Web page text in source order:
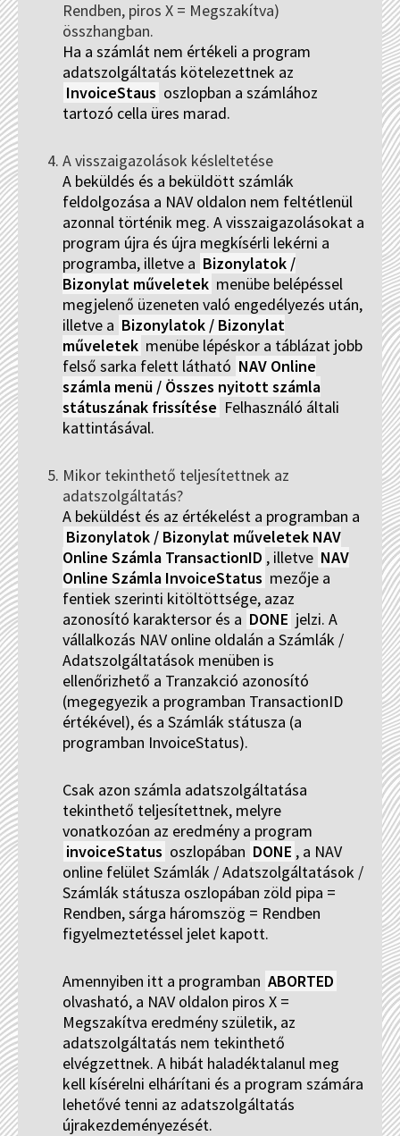
Rendben, piros X = Megszakítva)
összhangban.
Ha a számlát nem értékeli a program
adatszolgáltatás kötelezettnek az
InvoiceStaus oszlopban a számlához
tartozó cella üres marad.
A visszaigazolások késleltetése
A beküldés és a beküldött számlák
feldolgozása a NAV oldalon nem feltétlenül
azonnal történik meg. A visszaigazolásokat a
program újra és újra megkísérli lekérni a
programba, illetve a Bizonylatok /
Bizonylat műveletek menübe belépéssel
megjelenő üzeneten való engedélyezés után,
illetve a Bizonylatok / Bizonylat
műveletek menübe lépéskor a táblázat jobb
felső sarka felett látható NAV Online
számla menü / Összes nyitott számla
státuszának frissítése Felhasználó általi
kattintásával.
Mikor tekinthető teljesítettnek az
adatszolgáltatás?
A beküldést és az értékelést a programban a
Bizonylatok / Bizonylat műveletek NAV
Online Számla TransactionID , illetve NAV
Online Számla InvoiceStatus mezője a
fentiek szerinti kitöltöttsége, azaz
azonosító karaktersor és a DONE jelzi. A
vállalkozás NAV online oldalán a Számlák /
Adatszolgáltatások menüben is
ellenőrizhető a Tranzakció azonosító
(megegyezik a programban TransactionID
értékével), és a Számlák státusza (a
programban InvoiceStatus).
Csak azon számla adatszolgáltatása
tekinthető teljesítettnek, melyre
vonatkozóan az eredmény a program
invoiceStatus oszlopában DONE , a NAV
online felület Számlák / Adatszolgáltatások /
Számlák státusza oszlopában zöld pipa =
Rendben, sárga háromszög = Rendben
figyelmeztetéssel jelet kapott.
Amennyiben itt a programban ABORTED
olvasható, a NAV oldalon piros X =
Megszakítva eredmény születik, az
adatszolgáltatás nem tekinthető
elvégzettnek. A hibát haladéktalanul meg
kell kísérelni elhárítani és a program számára
lehetővé tenni az adatszolgáltatás
újrakezdeményezését.